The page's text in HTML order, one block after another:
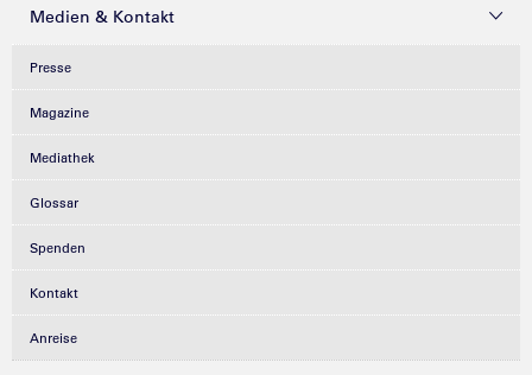
Medien & Kontakt
Presse
Magazine
Mediathek
Glossar
Spenden
Kontakt
Anreise